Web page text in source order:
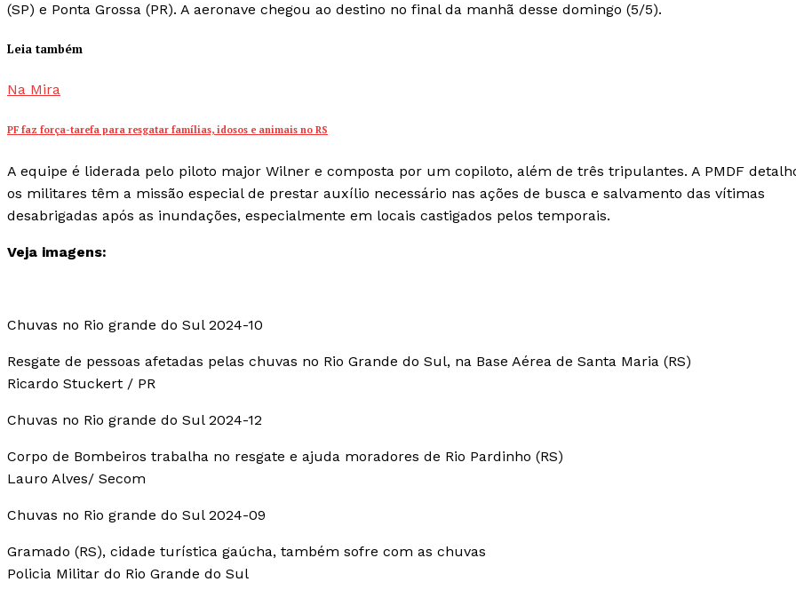
(SP) e Ponta Grossa (PR). A aeronave chegou ao destino no final da manhã desse domingo (5/5).
Leia também
Na Mira
PF faz força-tarefa para resgatar famílias, idosos e animais no RS
A equipe é liderada pelo piloto major Wilner e composta por um copiloto, além de três tripulantes. A PMDF
os militares têm a missão especial de prestar auxílio necessário nas ações de busca e salvamento das vítimas
desabrigadas após as inundações, especialmente em locais castigados pelos temporais.
Veja imagens:
Chuvas no Rio grande do Sul 2024-10
Resgate de pessoas afetadas pelas chuvas no Rio Grande do Sul, na Base Aérea de Santa Maria (RS)
Ricardo Stuckert / PR
Chuvas no Rio grande do Sul 2024-12
Corpo de Bombeiros trabalha no resgate e ajuda moradores de Rio Pardinho (RS)
Lauro Alves/ Secom
Chuvas no Rio grande do Sul 2024-09
Gramado (RS), cidade turística gaúcha, também sofre com as chuvas
Policia Militar do Rio Grande do Sul